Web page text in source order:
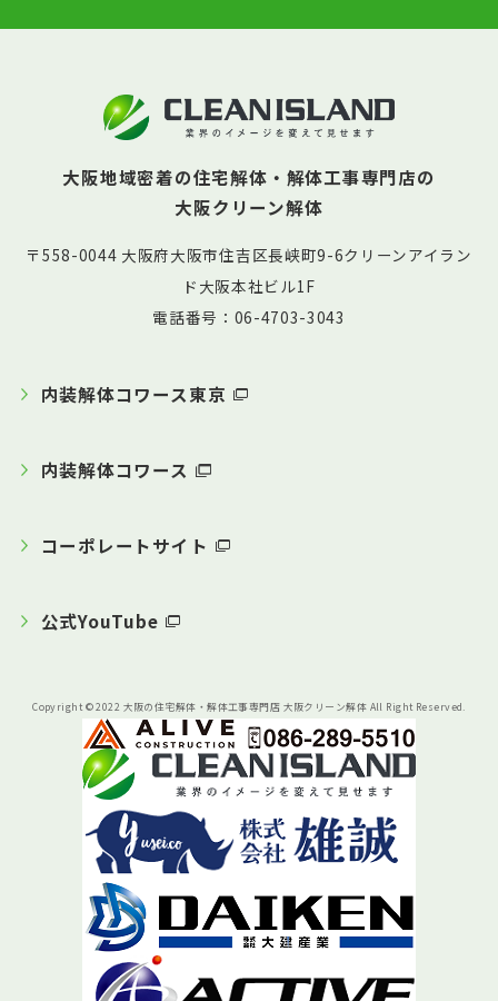
大阪地域密着の住宅解体・解体工事専門店の
大阪クリーン解体
〒558-0044 大阪府大阪市住吉区長峡町9-6クリーンアイラン
ド大阪本社ビル1F
電話番号：06-4703-3043
内装解体コワース東京
内装解体コワース
コーポレートサイト
公式YouTube
Copyright © 2022 大阪の住宅解体・解体工事専門店 大阪クリーン解体 All Right Reserved.